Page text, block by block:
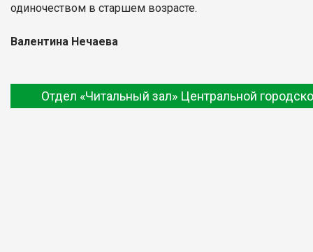
одиночеством в старшем возрасте.
Валентина Нечаева
Отдел «Читальный зал» Центральной